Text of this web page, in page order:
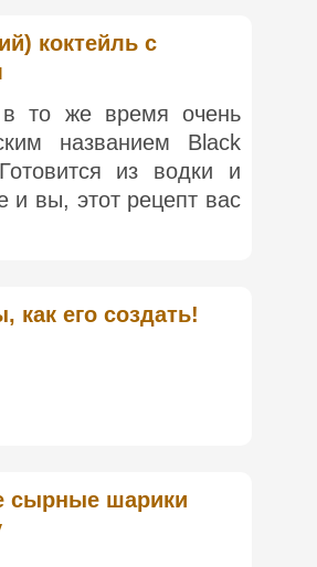
коктейль с
в то же время очень
названием Black
из водки и
и вы, этот рецепт вас
как его создать!
сырные шарики